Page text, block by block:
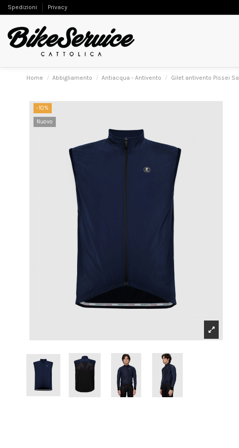
Spedizioni Privacy
Home Abbigliamento Antiacqua - Antivento Gilet antivento Pissei
-10%
Nuovo